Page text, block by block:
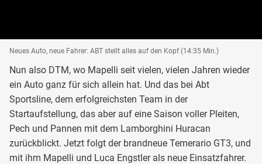
Neues Auto, neue Fahrer: ABT stellt alles auf den Kopf (14:35 Min.)
Nun also DTM, wo Mapelli seit vielen, vielen Jahren wieder
ein Auto ganz für sich allein hat. Und das bei Abt
Sportsline, dem erfolgreichsten Team in der
Startaufstellung, das aber auf eine Saison voller Pleiten,
Pech und Pannen mit dem Lamborghini Huracan
zurückblickt. Jetzt folgt der brandneue Temerario GT3, und
mit ihm Mapelli und Luca Engstler als neue Einsatzfahrer.